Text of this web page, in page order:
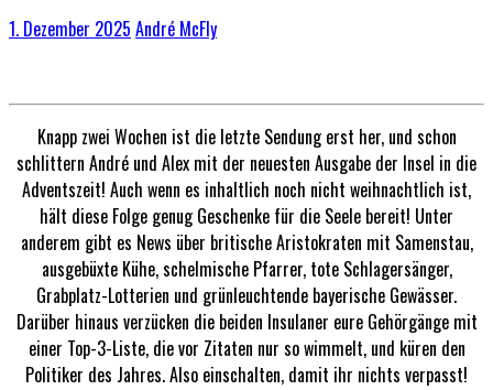
1. Dezember 2025 André McFly
Knapp zwei Wochen ist die letzte Sendung erst her, und schon
schlittern André und Alex mit der neuesten Ausgabe der Insel in die
Adventszeit! Auch wenn es inhaltlich noch nicht weihnachtlich ist,
hält diese Folge genug Geschenke für die Seele bereit! Unter
anderem gibt es News über britische Aristokraten mit Samenstau,
ausgebüxte Kühe, schelmische Pfarrer, tote Schlagersänger,
Grabplatz-Lotterien und grünleuchtende bayerische Gewässer.
Darüber hinaus verzücken die beiden Insulaner eure Gehörgänge mit
einer Top-3-Liste, die vor Zitaten nur so wimmelt, und küren den
Politiker des Jahres. Also einschalten, damit ihr nichts verpasst!